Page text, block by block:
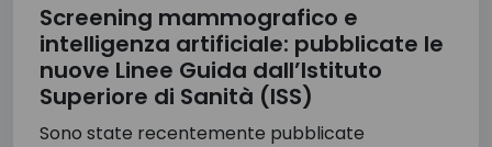
Screening mammografico e
intelligenza artificiale: pubblicate le
nuove Linee Guida dall’Istituto
Superiore di Sanità (ISS)
Sono state recentemente pubblicate